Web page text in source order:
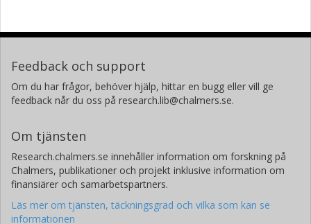
Feedback och support
Om du har frågor, behöver hjälp, hittar en bugg eller vill ge
feedback når du oss på research.lib@chalmers.se.
Om tjänsten
Research.chalmers.se innehåller information om forskning på
Chalmers, publikationer och projekt inklusive information om
finansiärer och samarbetspartners.
Läs mer om tjänsten, täckningsgrad och vilka som kan se
informationen